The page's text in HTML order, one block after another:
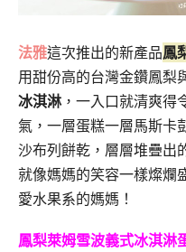
法雅這次推出的新產品鳳
用甜份⾼的台灣金鑽鳳梨
冰淇淋，一入口就清爽得
氣，一層蛋糕一層馬斯卡
沙布列餅乾，層層堆疊出
就像媽媽的笑容一樣燦爛
愛水果系的媽媽！
鳳梨萊姆雪波義式冰淇淋